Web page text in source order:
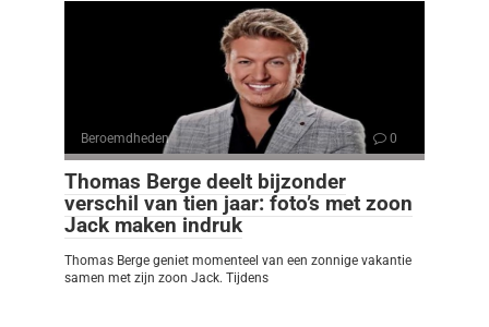
Beroemdheden 0
Thomas Berge deelt bijzonder
verschil van tien jaar: foto’s met zoon
Jack maken indruk
Thomas Berge geniet momenteel van een zonnige vakantie
samen met zijn zoon Jack. Tijdens